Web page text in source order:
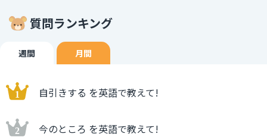
質問ランキング
週間 月間
自引きする を英語で教えて!
今のところ を英語で教えて!